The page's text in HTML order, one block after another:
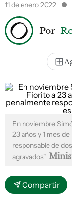
11 de enero 2022
Por
En noviembre
23 años y 1 mes
responsable de
agravados"
Compartir